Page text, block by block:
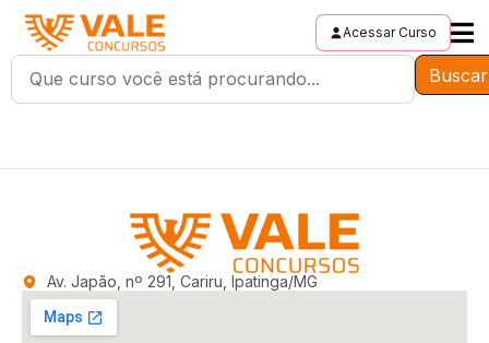
Acessar Curso
Buscar
Av. Japão, nº 291, Cariru, Ipatinga/MG